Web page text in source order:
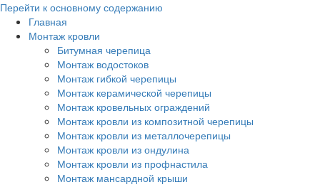
Перейти к основному содержанию
Главная
Монтаж кровли
Битумная черепица
Монтаж водостоков
Монтаж гибкой черепицы
Монтаж керамической черепицы
Монтаж кровельных ограждений
Монтаж кровли из композитной черепицы
Монтаж кровли из металлочерепицы
Монтаж кровли из ондулина
Монтаж кровли из профнастила
Монтаж мансардной крыши